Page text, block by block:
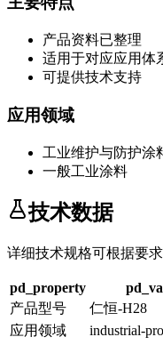
产品资料已整理
适用于对应应用体
可提供技术支持
应用领域
工业维护与防护涂
一般工业涂料
技术数据
详细技术规格可根据要求
pd_property
产品型号
仁恒-H28
应用领域
industrial-